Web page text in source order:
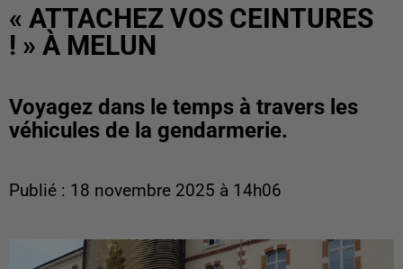
« ATTACHEZ VOS CEINTURES
! » À MELUN
Voyagez dans le temps à travers les
véhicules de la gendarmerie.
Publié : 18 novembre 2025 à 14h06